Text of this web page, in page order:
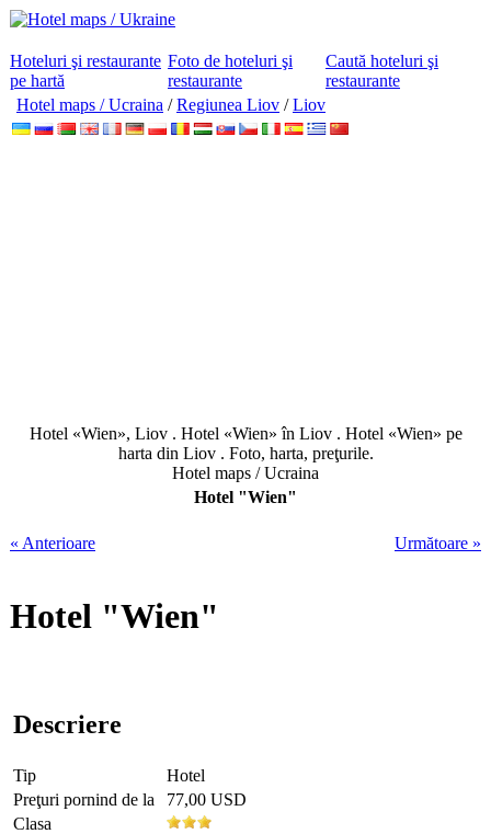
Hoteluri şi restaurante
pe hartă
Foto de hoteluri şi
restaurante
Caută hoteluri şi
restaurante
Hotel maps / Ucraina /Regiunea Liov /Liov
Hotel «Wien», Liov . Hotel «Wien» în Liov . Hotel «Wien» pe
harta din Liov . Foto, harta, preţurile.
Hotel maps / Ucraina
Hotel "Wien"
« Anterioare Următoare »
Hotel "Wien"
Descriere
Tip
Hotel
Preţuri pornind de la
77,00 USD
Clasa